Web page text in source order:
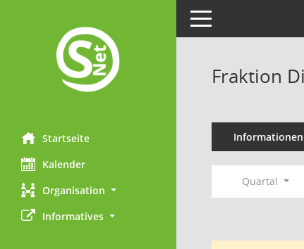
Startseite
Kalender
Organisation
Informatives
Toggle navigation
Fraktion
Informationen
Quartal